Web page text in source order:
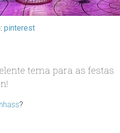
pinterest
tema para as festas
?